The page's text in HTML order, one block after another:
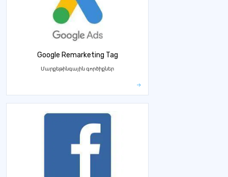
Google Remarketing Tag
Մարքեթինգային գործիքներ